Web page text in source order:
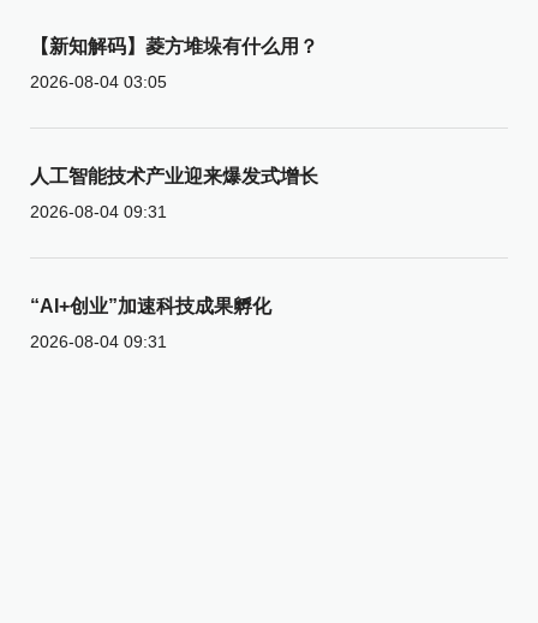
【新知解码】菱方堆垛有什么用？
2026-08-04 03:05
人工智能技术产业迎来爆发式增长
2026-08-04 09:31
“AI+创业”加速科技成果孵化
2026-08-04 09:31